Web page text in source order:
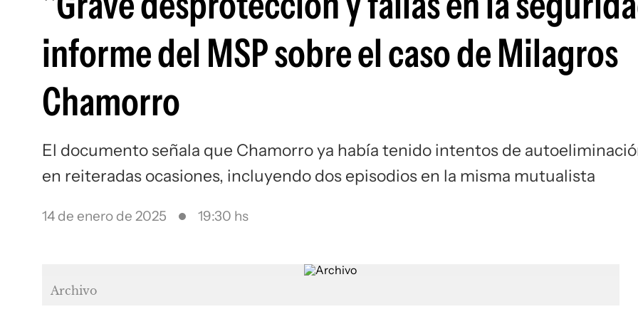
informe del MSP sobre el caso de Milagros
Chamorro
El documento señala que Chamorro ya había tenido intentos de
en reiteradas ocasiones, incluyendo dos episodios en la misma mutualista
14 de enero de 2025 19:30 hs
Archivo